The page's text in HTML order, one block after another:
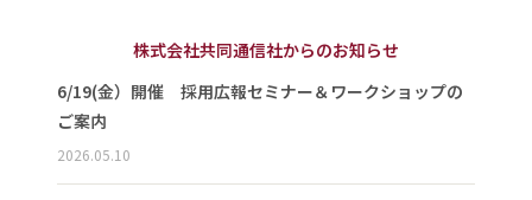
株式会社共同通信社からのお知らせ
6/19(金）開催 採用広報セミナー＆ワークショップの
ご案内
2026.05.10